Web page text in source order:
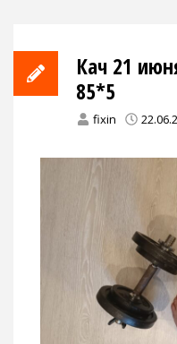
Кач 21
85*5
fixin